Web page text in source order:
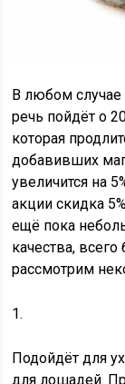
В любом случае
речь пойдёт о
которая
добавивших
увеличится на
акции скидка
ещё пока
качества,
рассмотрим
1.
Подойдёт для
для лошадей.